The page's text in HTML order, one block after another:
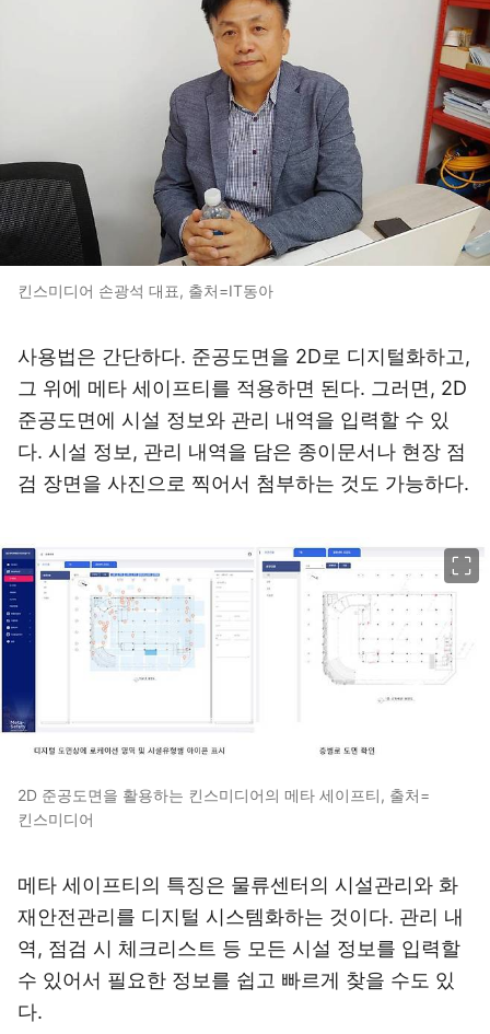
킨스미디어 손광석 대표, 출처=IT동아
사용법은 간단하다. 준공도면을 2D로 디지털화하고,
그 위에 메타 세이프티를 적용하면 된다. 그러면, 2D
준공도면에 시설 정보와 관리 내역을 입력할 수 있
다. 시설 정보, 관리 내역을 담은 종이문서나 현장 점
검 장면을 사진으로 찍어서 첨부하는 것도 가능하다.
2D 준공도면을 활용하는 킨스미디어의 메타 세이프티, 출처=
킨스미디어
메타 세이프티의 특징은 물류센터의 시설관리와 화
재안전관리를 디지털 시스템화하는 것이다. 관리 내
역, 점검 시 체크리스트 등 모든 시설 정보를 입력할
수 있어서 필요한 정보를 쉽고 빠르게 찾을 수도 있
다.